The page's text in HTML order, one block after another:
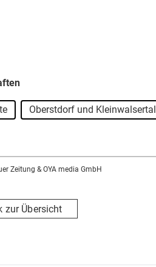
Oberstdorf und Kleinwalsertal
Zeitung & OYA media GmbH
zur Übersicht